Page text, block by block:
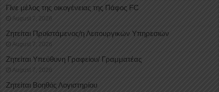
Γίνε μέλος της οικογένειας της Πάφος FC
August 7, 2026
Ζητείται Προϊστάμενος/η Λειτουργικών Υπηρεσιών
August 7, 2026
Ζητείται Υπεύθυνη Γραφείου/ Γραμματέας
August 7, 2026
Ζητείται Βοηθός Λογιστηρίου